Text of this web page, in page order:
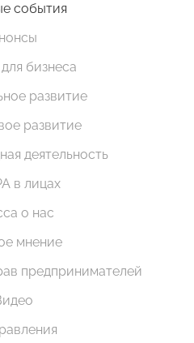
события
бизнеса
развитие
развитие
деятельность
в лицах
о нас
мнение
предпринимателей